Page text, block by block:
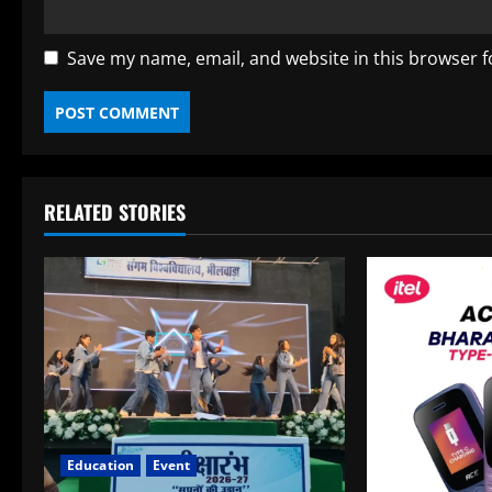
Save my name, email, and website in this browser
RELATED STORIES
Education Event